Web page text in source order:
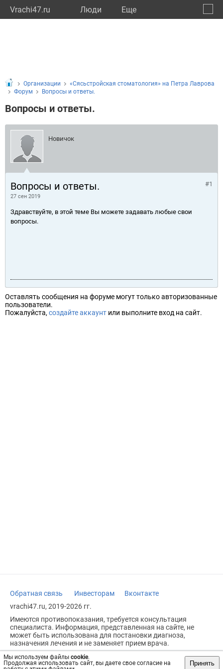
Vrachi47.ru Люди Eще
Мы используем файлы cookie.
Продолжая использовать сайт, вы даете свое согласие на
Принять
Организации
«Сясьстройская стоматология» на Петра Лаврова
Форум
Вопросы и ответы.
Вопросы и ответы.
Новичок
Вопросы и ответы.
27 сен 2019
#1
Здравствуйте, в этой теме Вы можете задавать любые свои
вопросы.
Оставлять сообщения на форуме могут только авторизованные
пользователи.
Пожалуйста, создайте аккаунт или выполните вход на сайт.
Обратная связь Инвесторам
Вконтакте
vrachi47.ru, 2019-2026 гг.
Имеются противопоказания, требуется консультация
специалиста. Информация, представленная на сайте, не
может быть использована для постановки диагноза,
назначения лечения и не заменяет прием врача.
Возрастное ограничение: 18+